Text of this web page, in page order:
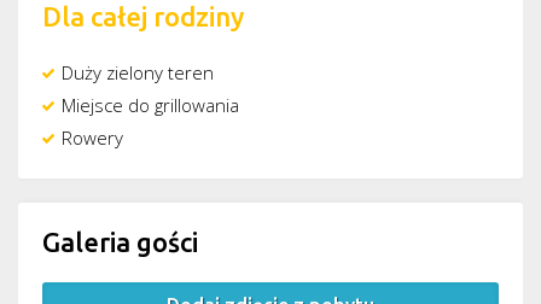
Dla całej rodziny
Duży zielony teren
Miejsce do grillowania
Rowery
Galeria gości